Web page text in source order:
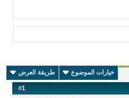
خيارات الموضوع طريقة العرض
#1